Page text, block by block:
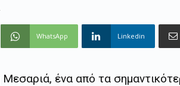
WhatsApp Linkedin
Μεσαριά, ένα από τα